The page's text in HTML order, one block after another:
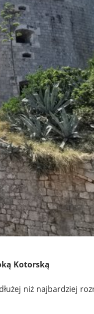
Kotorską
niż najbardziej